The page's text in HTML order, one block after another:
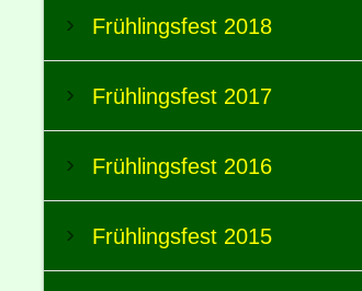
Frühlingsfest 2018
Frühlingsfest 2017
Frühlingsfest 2016
Frühlingsfest 2015